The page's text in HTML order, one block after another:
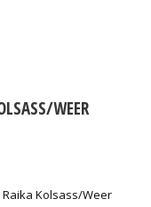
WEER
Kolsass/Weer